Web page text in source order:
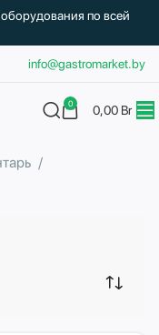
info@gastromarket.by
0 0,00 Br
по всей